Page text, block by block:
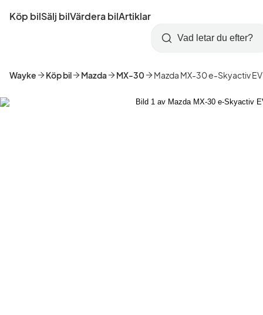
till
Startsida
Köp bilSälj bilVärdera bilArtiklar
Skapa
konto
Logga
in
Sök
Wayke Köp bil Mazda MX-30 Mazda MX-30 e-Skyactiv EV